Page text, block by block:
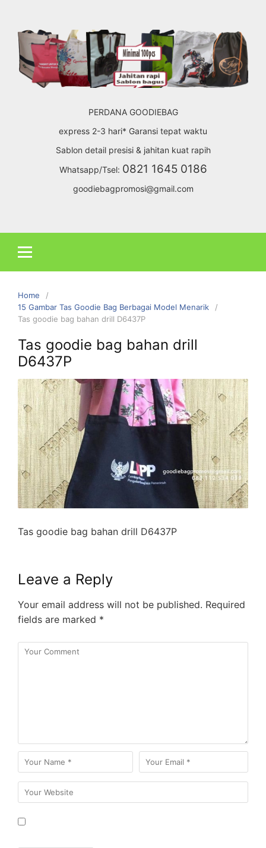
content
PERDANA GOODIEBAG
express 2-3 hari* Garansi tepat waktu
Sablon detail presisi & jahitan kuat rapih
Whatsapp/Tsel: 0821 1645 0186
goodiebagpromosi@gmail.com
Home
15 Gambar Tas Goodie Bag Berbagai Model Menarik
Tas goodie bag bahan drill D6437P
Tas goodie bag bahan drill
D6437P
Tas goodie bag bahan drill D6437P
Leave a Reply
Your email address will not be published. Required
fields are marked *